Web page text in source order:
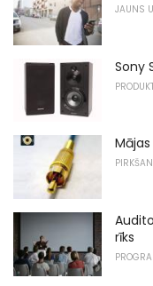
JAUNS
Sony
rīks